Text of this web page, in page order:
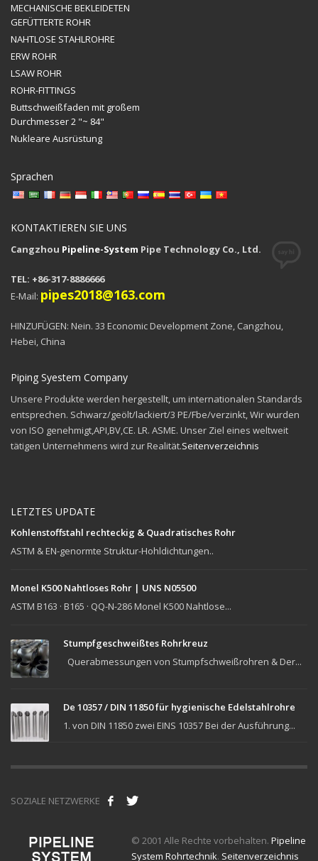
MECHANISCHE BEKLEIDETEN
GEFÜTTERTE ROHR
NAHTLOSE STAHLROHRE
ERW ROHR
LSAW ROHR
ROHR-FITTINGS
Buttschweißfaden mit großem
Durchmesser 2 "~ 84"
Nukleare Ausrüstung
Sprachen
KONTAKTIEREN SIE UNS
Cangzhou Pipeline-System Pipe Technology Co., Ltd.
TEL: +86-317-8886666
E-Mail: pipes2018@163.com
HINZUFÜGEN: Nein. 33 Economic Development Zone, Cangzhou,
Hebei, China
Piping Syestem Company
Unsere Produkte werden hergestellt, um internationalen Standards
entsprechen. Schwarz/geölt/lackiert/3 PE/Fbe/verzinkt, Wir wurden
von ISO genehmigt,API,BV,CE. LR. ASME. Unser Ziel eines weltweit
tätigen Unternehmens wird zur Realität.Seitenverzeichnis
LETZTES UPDATE
Kohlenstoffstahl rechteckig & Quadratisches Rohr
ASTM & EN-genormte Struktur-Hohldichtungen..
Monel K500 Nahtloses Rohr | UNS N05500
ASTM B163 · B165 · QQ-N-286 Monel K500 Nahtlose...
Stumpfgeschweißtes Rohrkreuz
Querabmessungen von Stumpfschweißrohren & Der...
De 10357 / DIN 11850 für hygienische Edelstahlrohre
1. von DIN 11850 zwei EINS 10357 Bei der Ausführung...
SOZIALE NETZWERKE
© 2001 Alle Rechte vorbehalten. Pipeline
System Rohrtechnik. Seitenverzeichnis